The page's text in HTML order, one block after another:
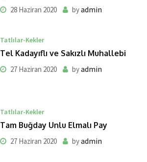
28 Haziran 2020 byadmin
Tatlılar-Kekler
Tel Kadayıflı ve Sakızlı Muhallebi
27 Haziran 2020 byadmin
Tatlılar-Kekler
Tam Buğday Unlu Elmalı Pay
27 Haziran 2020 byadmin